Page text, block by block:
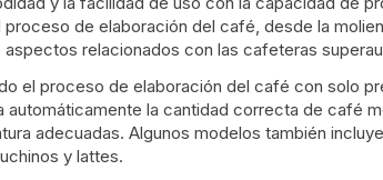
de elaboración del café, desde la
relacionados con las cafeteras
el proceso de elaboración del café con solo
la cantidad correcta de café
adecuadas. Algunos modelos también
y lattes.